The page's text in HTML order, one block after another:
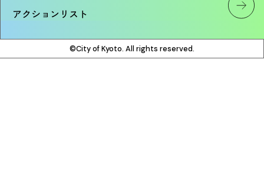
アクションリスト
©City of Kyoto. All rights reserved.